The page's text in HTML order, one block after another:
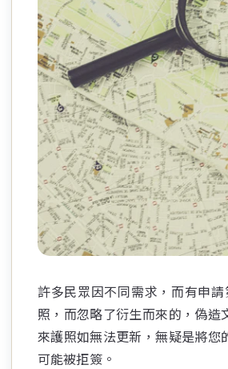
許多民眾因不同需求，而有申
照，而忽略了衍生而來的，偽
來護照如無法更新，無疑是將
可能被拒簽。